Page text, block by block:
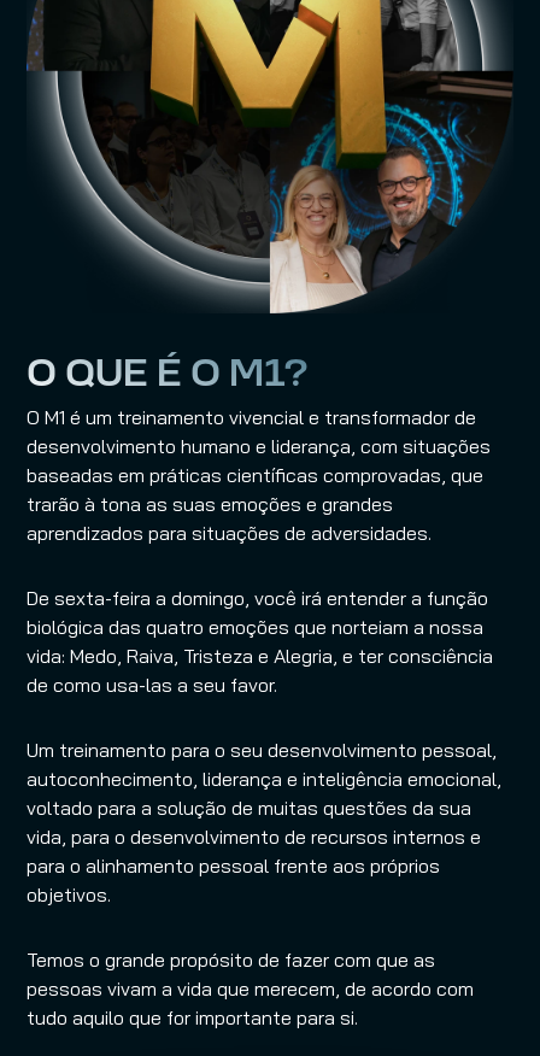
O QUE É O M1?
O M1 é um treinamento vivencial e transformador de
desenvolvimento humano e liderança, com situações
baseadas em práticas científicas comprovadas, que
trarão à tona as suas emoções e grandes
aprendizados para situações de adversidades.
De sexta-feira a domingo, você irá entender a função
biológica das quatro emoções que norteiam a nossa
vida: Medo, Raiva, Tristeza e Alegria, e ter consciência
de como usa-las a seu favor.
Um treinamento para o seu desenvolvimento pessoal,
autoconhecimento, liderança e inteligência emocional,
voltado para a solução de muitas questões da sua
vida, para o desenvolvimento de recursos internos e
para o alinhamento pessoal frente aos próprios
objetivos.
Temos o grande propósito de fazer com que as
pessoas vivam a vida que merecem, de acordo com
tudo aquilo que for importante para si.